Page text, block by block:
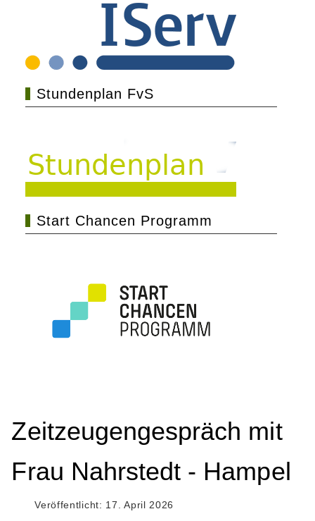
Stundenplan FvS
Start Chancen Programm
Zeitzeugengespräch mit
Frau Nahrstedt - Hampel
Veröffentlicht: 17. April 2026